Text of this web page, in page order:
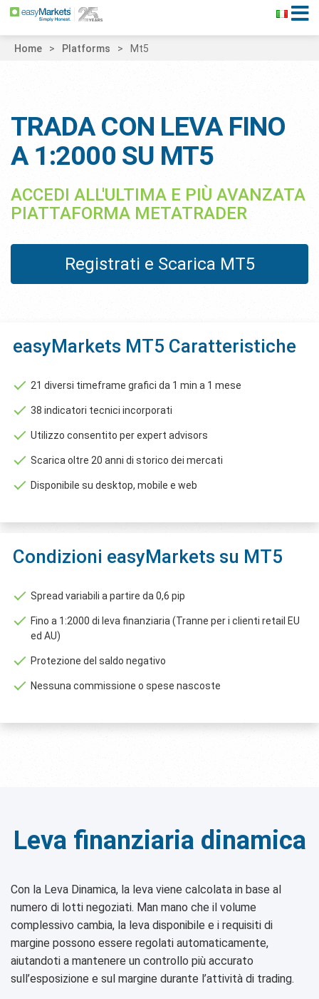
Home Platforms Mt5
TRADA CON LEVA FINO
A 1:2000 SU MT5
ACCEDI ALL'ULTIMA E PIÙ AVANZATA
PIATTAFORMA METATRADER
Registrati e Scarica MT5
easyMarkets MT5 Caratteristiche
21 diversi timeframe grafici da 1 min a 1 mese
38 indicatori tecnici incorporati
Utilizzo consentito per expert advisors
Scarica oltre 20 anni di storico dei mercati
Disponibile su desktop, mobile e web
Condizioni easyMarkets su MT5
Spread variabili a partire da 0,6 pip
Fino a 1:2000 di leva finanziaria (Tranne per i clienti retail EU
ed AU)
Protezione del saldo negativo
Nessuna commissione o spese nascoste
Leva finanziaria dinamica
Con la Leva Dinamica, la leva viene calcolata in base al
numero di lotti negoziati. Man mano che il volume
complessivo cambia, la leva disponibile e i requisiti di
margine possono essere regolati automaticamente,
aiutandoti a mantenere un controllo più accurato
sull’esposizione e sul margine durante l’attività di trading.